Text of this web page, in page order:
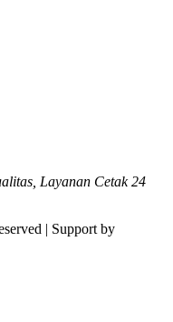
Layanan Cetak 24
| Support by